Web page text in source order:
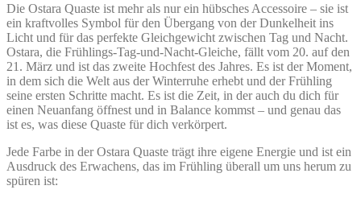
Die Ostara Quaste ist mehr als nur ein hübsches Accessoire – sie ist
ein kraftvolles Symbol für den Übergang von der Dunkelheit ins
Licht und für das perfekte Gleichgewicht zwischen Tag und Nacht.
Ostara, die Frühlings-Tag-und-Nacht-Gleiche, fällt vom 20. auf den
21. März und ist das zweite Hochfest des Jahres. Es ist der Moment,
in dem sich die Welt aus der Winterruhe erhebt und der Frühling
seine ersten Schritte macht. Es ist die Zeit, in der auch du dich für
einen Neuanfang öffnest und in Balance kommst – und genau das
ist es, was diese Quaste für dich verkörpert.
Jede Farbe in der Ostara Quaste trägt ihre eigene Energie und ist ein
Ausdruck des Erwachens, das im Frühling überall um uns herum zu
spüren ist: